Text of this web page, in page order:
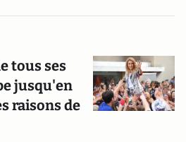
tous ses
jusqu'en
raisons de